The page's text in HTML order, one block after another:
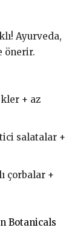
Ayurveda,
önerir.
+ az
salatalar +
çorbalar +
Botanicals